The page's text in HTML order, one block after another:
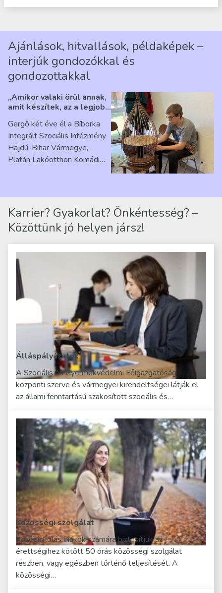
Ajánlások, hitvallások, példaképek –
interjúk gondozókkal és
gondozottakkal
„Amikor valaki örül annak,
amit készítek, az a legjobb
Ribárszky Gergő ellátottal
Gergő két éve él a Bíborka
Integrált Szociális Intézmény
Hajdú-Bihar Vármegye,
Platán Lakóotthon Komádi
Karrier? Gyakorlat? Önkéntesség? –
Közöttünk jó helyen jársz!
Álláspályázatok
A Szociális és Gyermekvédelmi Főigazgatóság
központi szerve és vármegyei kirendeltségei látják el
az állami fenntartású szakosított szociális és…
Közösségi szolgálat
Középiskolás diákok számára biztosítjuk az
érettségihez kötött 50 órás közösségi szolgálat
részben, vagy egészben történő teljesítését. A
közösségi…